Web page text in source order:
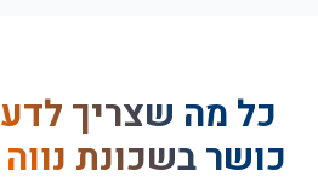
כל מה שצריך
כושר בשכונת